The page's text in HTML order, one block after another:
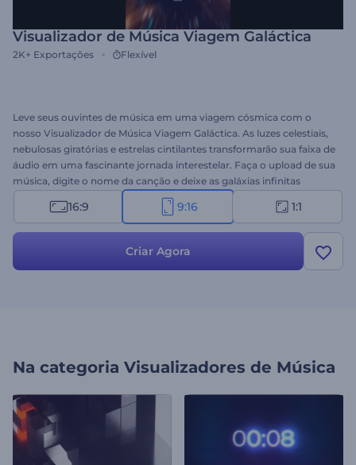
Visualizador de Música Viagem Galáctica
2K+ Exportações Flexível
Leve seus ouvintes de música em uma viagem cósmica com o
nosso Visualizador de Música Viagem Galáctica. As luzes celestiais,
nebulosas giratórias e estrelas cintilantes transformarão sua faixa de
áudio em uma fascinante jornada interestelar. Faça o upload de sua
música, digite o nome da canção e deixe as galáxias infinitas
aumentarem sua base de fãs. Perfeito para músicos, DJs,
produtores musicais ou indivíduos que querem iniciar um canal de
16:9 9:16 1:1
Criar Agora
Na categoria Visualizadores de Música